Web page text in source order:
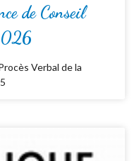
de Conseil
Verbal de la